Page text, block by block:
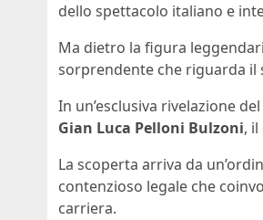
dello spettacolo italiano e
Ma dietro la figura
sorprendente che riguarda il
In un’esclusiva rivelazione del
Gian Luca Pelloni Bulzoni,
La scoperta arriva da
contenzioso legale che
carriera.